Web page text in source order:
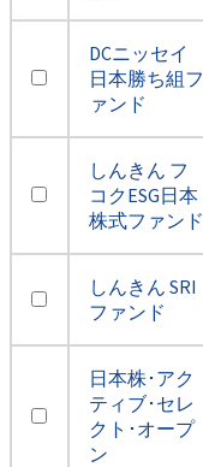
DCニッセイ
日本勝ち組フ
ァンド
しんきん フ
コクESG日本
株式ファンド
しんきん SRI
ファンド
日本株･アク
ティブ･セレ
クト･オープ
ン